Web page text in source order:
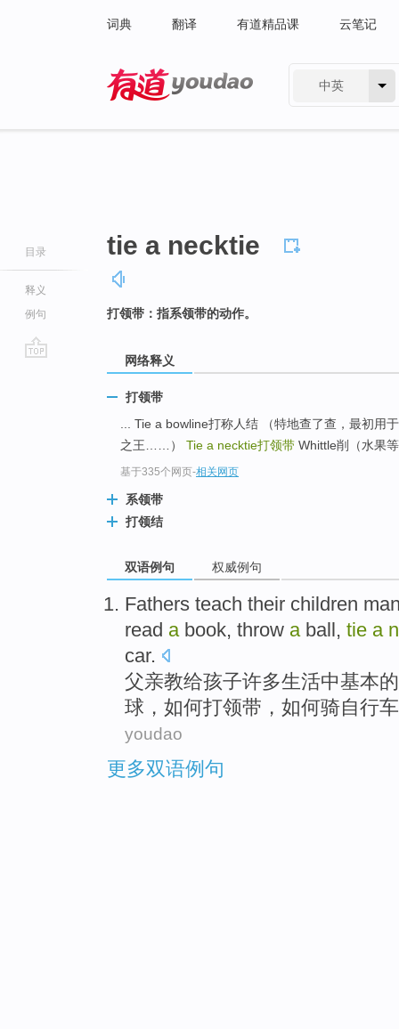
词典 翻译 有道精品课 云笔记
中英
目录
释义
例句
tie a necktie
打领带：指系领带的动作。
网络释义
打领带
... Tie a bowline打称人结 （特地查了查，最初用
之王……） Tie a necktie打领带 Whittle削（水果
基于335个网页-相关网页
系领带
打领结
双语例句 权威例句
Fathers teach their children
read a book, throw aball , tie a
car.
父亲教给孩子许多生活中基本的
球 ，如何打领带，如何骑自行
youdao
更多双语例句